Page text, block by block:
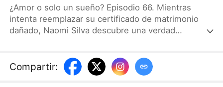
¿Amor o solo un sueño? Episodio 66. Mientras
intenta reemplazar su certificado de matrimonio
dañado, Naomi Silva descubre una verdad
Gloria Quiroz. Decidida a marcharse, se ve obligada
a quedarse hasta que terminen de gestionar su
Compartir: